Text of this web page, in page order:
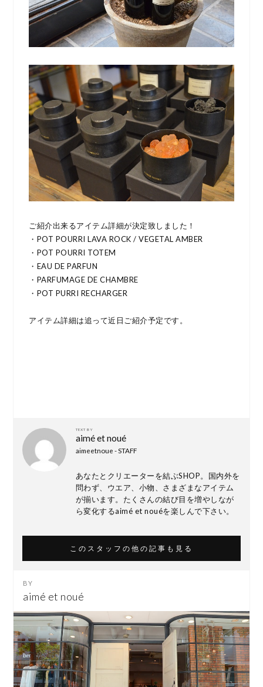
ご紹介出来るアイテム詳細が決定致しました！
・POT POURRI LAVA ROCK / VEGETAL AMBER
・POT POURRI TOTEM
・EAU DE PARFUN
・PARFUMAGE DE CHAMBRE
・POT PURRI RECHARGER
アイテム詳細は追って近日ご紹介予定です。
TEXT BY
aimé et noué
aimeetnoue - STAFF
あなたとクリエーターを結ぶSHOP。国内外を
問わず、ウエア、小物、さまざまなアイテム
が揃います。たくさんの結び目を増やしなが
ら変化するaimé et nouéを楽しんで下さい。
このスタッフの他の記事も見る
aimé et noué